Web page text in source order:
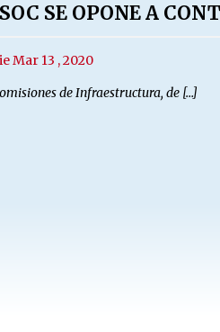
SE OPONE A
Mar 13 , 2020
de Infraestructura, de […]